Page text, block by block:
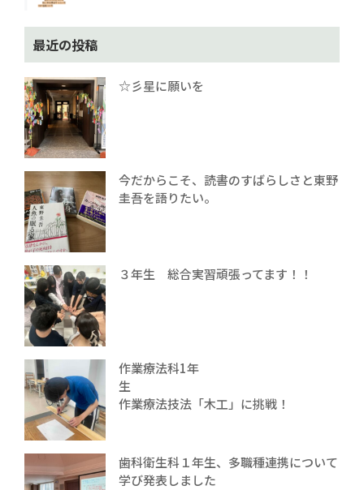
最近の投稿
☆彡星に願いを
今だからこそ、読書のすばらしさと東野
圭吾を語りたい。
３年生 総合実習頑張ってます！！
作業療法科1年
生
作業療法技法「木工」に挑戦！
歯科衛生科１年生、多職種連携について
学び発表しました